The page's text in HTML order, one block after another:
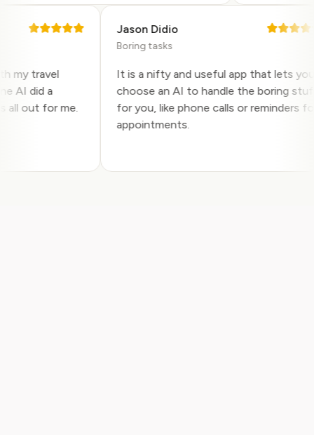
my travel
AI did a
all out for me.
Jason Didio
Boring tasks
It is a nifty and useful app that lets
choose an AI to handle the boring
for you, like phone calls or
appointments.